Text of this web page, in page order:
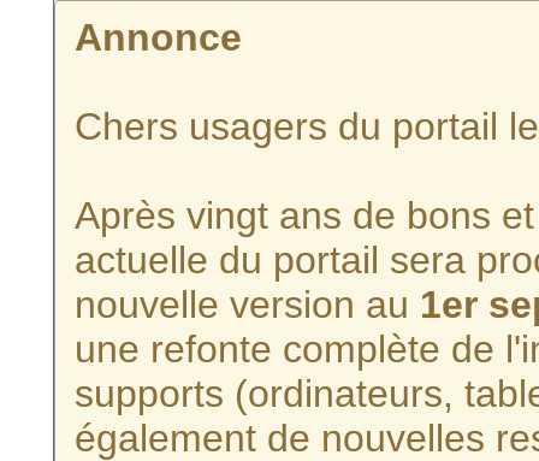
Annonce
Chers usagers du portail
Après vingt ans de bons
actuelle du portail sera
nouvelle version au 1er
une refonte complète de
supports (ordinateurs,
également de nouvelles